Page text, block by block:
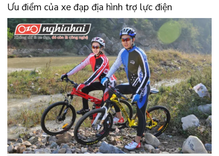
Ưu điểm của xe đạp địa hình trợ lực điện